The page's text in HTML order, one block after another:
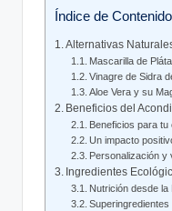
Índice de
Alternativas
Mascarilla de
Vinagre de Sidra
Aloe Vera y su
Beneficios del
Beneficios para tu
Un impacto
Personalización y
Ingredientes
Nutrición desde la
Superingredientes